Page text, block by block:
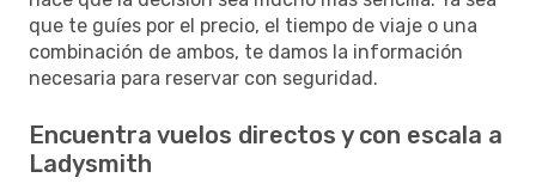
que te guíes por el precio, el tiempo de viaje o una
combinación de ambos, te damos la información
necesaria para reservar con seguridad.
Encuentra vuelos directos y con escala a
Ladysmith